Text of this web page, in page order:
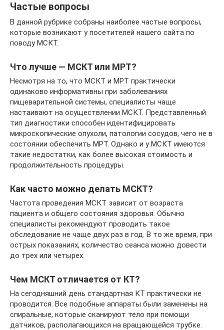
Частые вопросы
В данной рубрике собраны наиболее частые вопросы,
которые возникают у посетителей нашего сайта по
поводу МСКТ.
Что лучше — МСКТ или МРТ?
Несмотря на то, что МСКТ и МРТ практически
одинаково информативны при заболеваниях
пищеварительной системы, специалисты чаще
настаивают на осуществлении МСКТ. Представленный
тип диагностики способен идентифицировать
микроскопические опухоли, патологии сосудов, чего не в
состоянии обеспечить МРТ. Однако и у МСКТ имеются
такие недостатки, как более высокая стоимость и
продолжительность процедуры.
Как часто можно делать МСКТ?
Частота проведения МСКТ зависит от возраста
пациента и общего состояния здоровья. Обычно
специалисты рекомендуют проводить такое
обследование не чаще двух раз в год. В то же время, при
острых показаниях, количество сеанса можно довести
до трех или четырех.
Чем МСКТ отличается от КТ?
На сегодняшний день стандартная КТ практически не
проводится. Все подобные аппараты были заменены на
спиральные, которые сканируют тело при помощи
датчиков, располагающихся на вращающейся трубке.